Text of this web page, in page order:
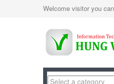
Welcome visitor you can